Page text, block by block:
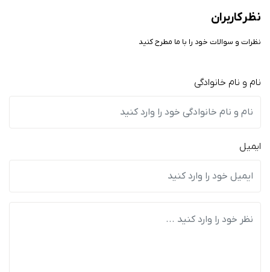
نظر کاربران
نظرات و سوالات خود را با ما مطرح کنید
نام و نام خانوادگی
ایمیل